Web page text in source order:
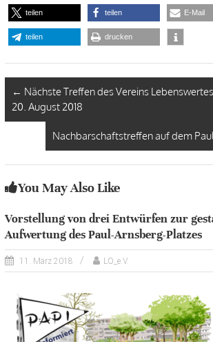
teilen teilen E-Mail
teilen drucken
← Nächste Treffen des Vereins
20. August 2018
Nachbarschaftstreffen auf dem
You May Also Like
Vorstellung von drei Entwürfen zur
Aufwertung des Paul-Arnsberg-Platzes
11. März 2018 LO_e.V.